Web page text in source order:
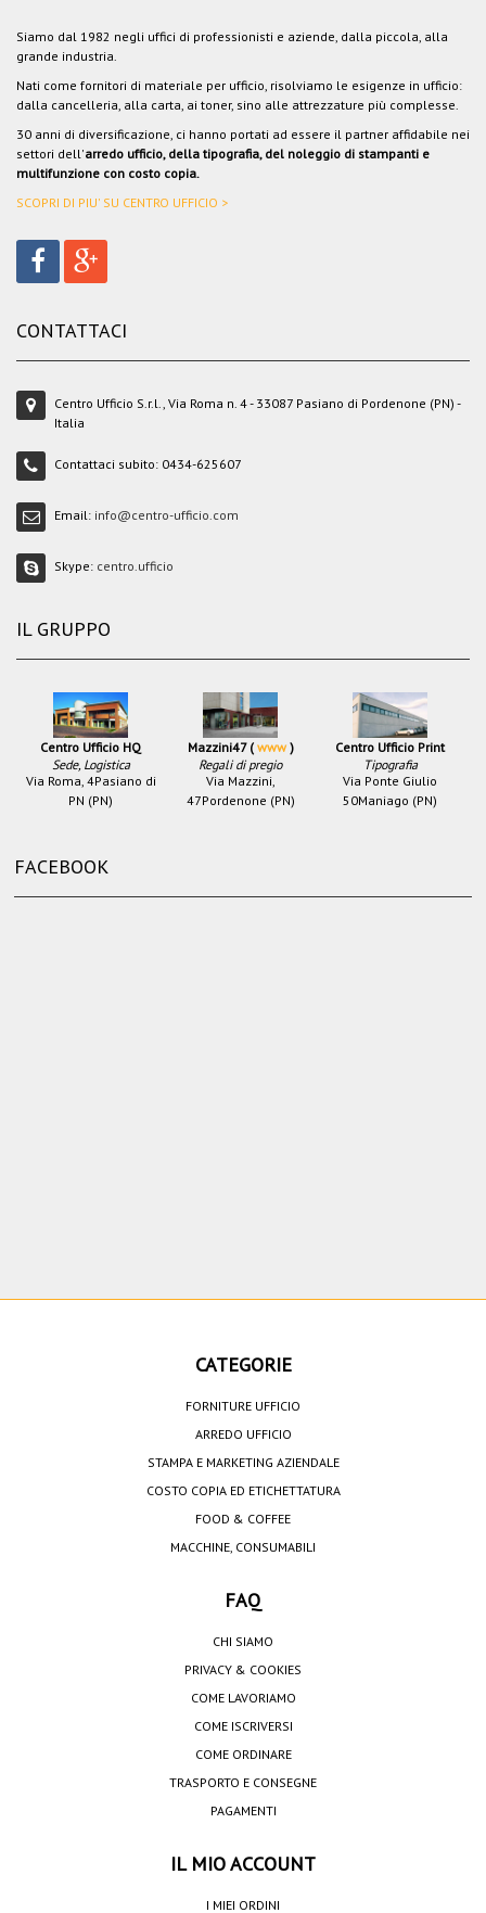
Siamo dal 1982 negli uffici di professionisti e aziende, dalla piccola, alla
grande industria.
Nati come fornitori di materiale per ufficio, risolviamo le esigenze in ufficio:
dalla cancelleria, alla carta, ai toner, sino alle attrezzature più complesse.
30 anni di diversificazione, ci hanno portati ad essere il partner affidabile nei
settori dell'arredo ufficio, della tipografia, del noleggio di stampanti e
multifunzione con costo copia.
SCOPRI DI PIU' SU CENTRO UFFICIO >
CONTATTACI
Centro Ufficio S.r.l., Via Roma n. 4 - 33087 Pasiano di Pordenone (PN) -
Italia
Contattaci subito: 0434-625607
Email: info@centro-ufficio.com
Skype: centro.ufficio
IL GRUPPO
Centro Ufficio HQ
Sede, Logistica
Via Roma, 4Pasiano di
PN (PN)
Mazzini47 (www)
Regali di pregio
Via Mazzini,
47Pordenone (PN)
Centro Ufficio Print
Tipografia
Via Ponte Giulio
50Maniago (PN)
FACEBOOK
CATEGORIE
FORNITURE UFFICIO
ARREDO UFFICIO
STAMPA E MARKETING AZIENDALE
COSTO COPIA ED ETICHETTATURA
FOOD & COFFEE
MACCHINE, CONSUMABILI
FAQ
CHI SIAMO
PRIVACY & COOKIES
COME LAVORIAMO
COME ISCRIVERSI
COME ORDINARE
TRASPORTO E CONSEGNE
PAGAMENTI
IL MIO ACCOUNT
I MIEI ORDINI